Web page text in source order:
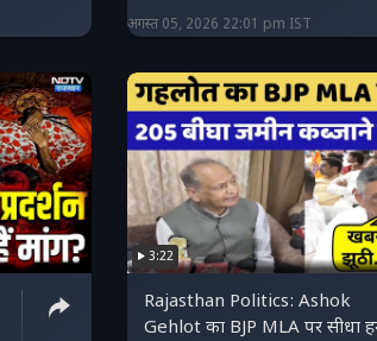
अगस्त 05, 2026 22:01 pm IST
3:22
Rajasthan Politics: Ashok
Gehlot का BJP MLA पर सीधा